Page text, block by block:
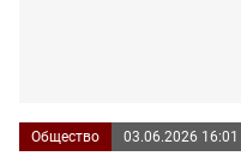
Общество 03.06.2026 16:01